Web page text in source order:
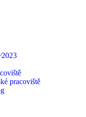
pracoviště